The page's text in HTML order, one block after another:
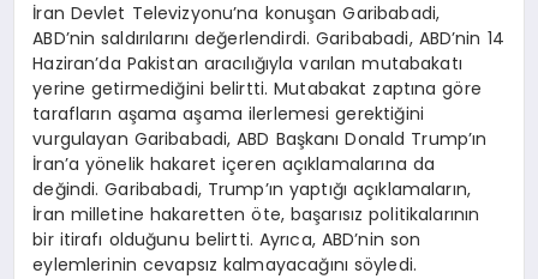
DIĞER
İran Devlet Televizyonu’na konuşan Garibabadi,
ABD’nin saldırılarını değerlendirdi. Garibabadi, ABD’nin 14
Haziran’da Pakistan aracılığıyla varılan mutabakatı
yerine getirmediğini belirtti. Mutabakat zaptına göre
tarafların aşama aşama ilerlemesi gerektiğini
vurgulayan Garibabadi, ABD Başkanı Donald Trump’ın
İran’a yönelik hakaret içeren açıklamalarına da
değindi. Garibabadi, Trump’ın yaptığı açıklamaların,
İran milletine hakaretten öte, başarısız politikalarının
bir itirafı olduğunu belirtti. Ayrıca, ABD’nin son
eylemlerinin cevapsız kalmayacağını söyledi.